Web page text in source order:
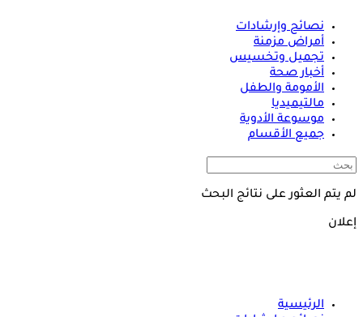
نصائح وإرشادات
أمراض مزمنة
تجميل وتخسيس
أخبار صحة
الأمومة والطفل
مالتيميديا
موسوعة الأدوية
جميع الأقسام
لم يتم العثور على نتائج البحث
إعلان
الرئيسية